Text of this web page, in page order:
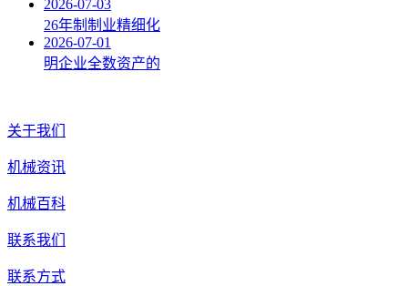
2026-07-03
26年制制业精细化
2026-07-01
明企业全数资产的
关于我们
机械资讯
机械百科
联系我们
联系方式